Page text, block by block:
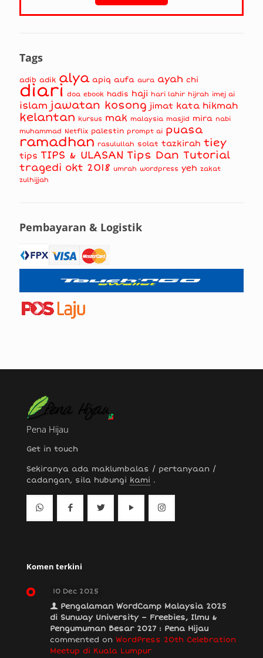
Tags
adib adik alya apiq aufa aura ayah chi
diari doa ebook hadis haji hari lahir hijrah imej ai
islam jawatan kosong jimat kata hikmah
kelantan kursus mak malaysia masjid mira nabi
muhammad Netflix palestin prompt ai puasa
ramadhan rasulullah solat tazkirah tiey
tips TIPS & ULASAN Tips Dan Tutorial
tragedi okt 2018 umrah wordpress yeh zakat
zulhijjah
Pembayaran & Logistik
Pena Hijau
Get in touch
Sekiranya ada maklumbalas / pertanyaan /
cadangan, sila hubungi kami .
Komen terkini
10 Dec 2025
Pengalaman WordCamp Malaysia 2025
di Sunway University – Freebies, Ilmu &
Pengumuman Besar 2027 : Pena Hijau
commented on WordPress 20th Celebration
Meetup di Kuala Lumpur